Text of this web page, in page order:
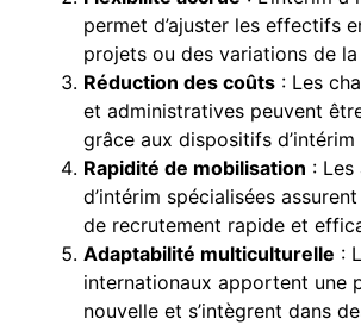
permet d’ajuster les effectifs
projets ou des variations de la
Réduction des coûts : Les
et administratives peuvent
grâce aux dispositifs
Rapidité de mobilisation : Les
d’intérim spécialisées
de recrutement rapide et
Adaptabilité multiculturelle :
internationaux apportent une
nouvelle et s’intègrent dans